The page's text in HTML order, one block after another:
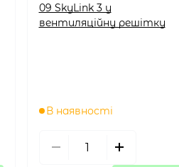
09 SkyLink 3 у
вентиляційну решітку
В наявності